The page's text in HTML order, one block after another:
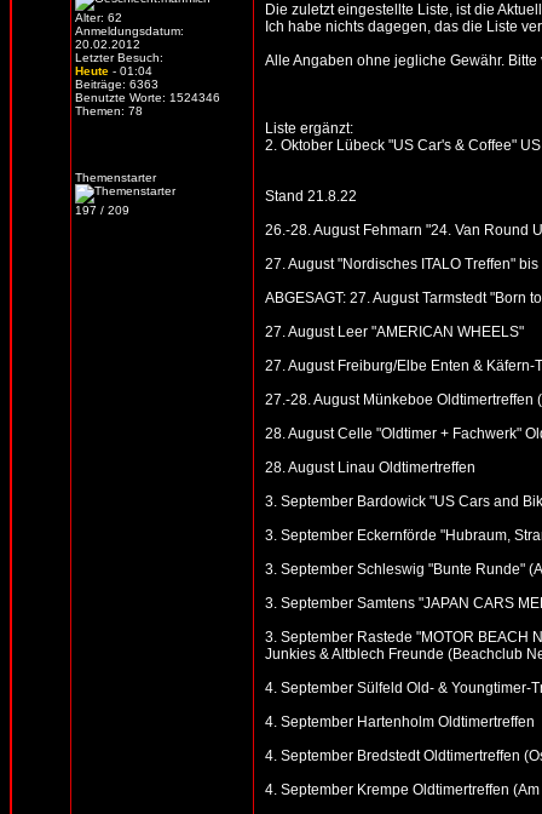
Alter: 62
Anmeldungsdatum:
20.02.2012
Letzter Besuch:
Heute - 01:04
Beiträge: 6363
Benutzte Worte: 1524346
Themen: 78
Themenstarter
197 / 209
Die zuletzt eingestellte Liste, ist die
Ich habe nichts dagegen, das die Liste
Alle Angaben ohne jegliche Gewähr.
Liste ergänzt:
2. Oktober Lübeck "US Car's & Coffee"
Stand 21.8.22
26.-28. August Fehmarn "24. Van Round
27. August "Nordisches ITALO Treffen"
ABGESAGT: 27. August Tarmstedt "Born
27. August Leer "AMERICAN WHEELS"
27. August Freiburg/Elbe Enten & Käfern-
27.-28. August Münkeboe Oldtimertreffen
28. August Celle "Oldtimer + Fachwerk"
28. August Linau Oldtimertreffen
3. September Bardowick "US Cars and
3. September Eckernförde "Hubraum,
3. September Schleswig "Bunte Runde"
3. September Samtens "JAPAN CARS
3. September Rastede "MOTOR BEACH
Junkies & Altblech Freunde (Beachclub
4. September Sülfeld Old- & Youngtimer-
4. September Hartenholm Oldtimertreffen
4. September Bredstedt Oldtimertreffen
4. September Krempe Oldtimertreffen